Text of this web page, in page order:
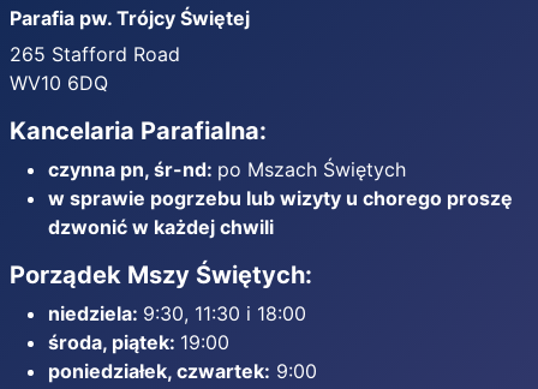
Parafia pw. Trójcy Świętej
265 Stafford Road
WV10 6DQ
Kancelaria Parafialna:
czynna pn, śr-nd: po Mszach Świętych
w sprawie pogrzebu lub wizyty u chorego proszę
dzwonić w każdej chwili
Porządek Mszy Świętych:
niedziela: 9:30, 11:30 i 18:00
środa, piątek: 19:00
poniedziałek, czwartek: 9:00